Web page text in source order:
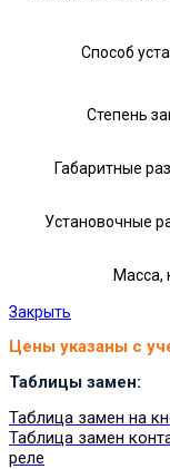
Способ
Степень
Габаритные
Установочные
Масса,
Закрыть
Цены указаны с
Таблицы замен:
Таблица замен на
Таблица замен
реле